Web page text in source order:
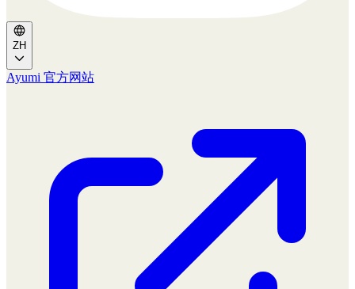
ZH
Ayumi 官方网站